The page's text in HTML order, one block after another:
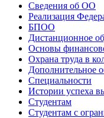
Сведения об ОО
Реализация
БПОО
Дистанционное
Основы
Охрана труда в
Дополнительное
Специальности
Истории успеха
Студентам
Студентам с